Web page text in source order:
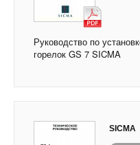
Руководство по
горелок GS 7 SICMA
SICMA